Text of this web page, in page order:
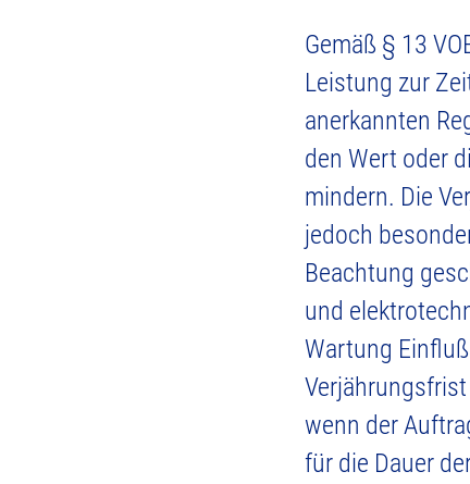
Gemäß § 13
Leistung zur
anerkannten
den Wert oder
mindern. Die
jedoch
Beachtung
und
Wartung
wenn der
für die Dauer